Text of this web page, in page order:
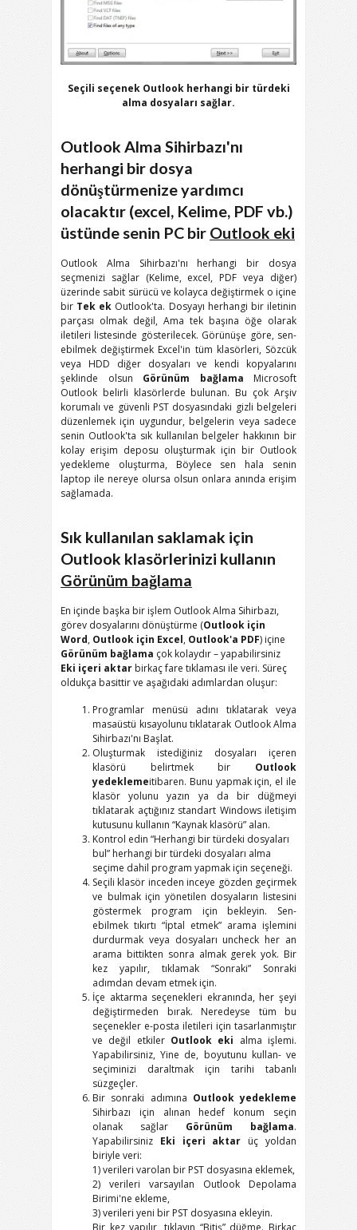
Seçili seçenek Outlook herhangi bir türdeki
alma dosyaları sağlar.
Outlook Alma Sihirbazı'nı
herhangi bir dosya
dönüştürmenize yardımcı
olacaktır (excel, Kelime, PDF vb.)
üstünde senin PC bir Outlook eki
Outlook Alma Sihirbazı'nı herhangi bir dosya
seçmenizi sağlar (Kelime, excel, PDF veya diğer)
üzerinde sabit sürücü ve kolayca değiştirmek o içine
bir Tek ek Outlook'ta. Dosyayı herhangi bir iletinin
parçası olmak değil, Ama tek başına öğe olarak
iletileri listesinde gösterilecek. Görünüşe göre, sen-
ebilmek değiştirmek Excel'in tüm klasörleri, Sözcük
veya HDD diğer dosyaları ve kendi kopyalarını
şeklinde olsun Görünüm bağlama Microsoft
Outlook belirli klasörlerde bulunan. Bu çok Arşiv
korumalı ve güvenli PST dosyasındaki gizli belgeleri
düzenlemek için uygundur, belgelerin veya sadece
senin Outlook'ta sık kullanılan belgeler hakkının bir
kolay erişim deposu oluşturmak için bir Outlook
yedekleme oluşturma, Böylece sen hala senin
laptop ile nereye olursa olsun onlara anında erişim
sağlamada.
Sık kullanılan saklamak için
Outlook klasörlerinizi kullanın
Görünüm bağlama
En içinde başka bir işlem Outlook Alma Sihirbazı,
görev dosyalarını dönüştürme (Outlook için
Word, Outlook için Excel, Outlook'a PDF) içine
Görünüm bağlama çok kolaydır – yapabilirsiniz
Eki içeri aktar birkaç fare tıklaması ile veri. Süreç
oldukça basittir ve aşağıdaki adımlardan oluşur:
Programlar menüsü adını tıklatarak veya
masaüstü kısayolunu tıklatarak Outlook Alma
Sihirbazı'nı Başlat.
Oluşturmak istediğiniz dosyaları içeren
klasörü belirtmek bir Outlook
yedeklemeitibaren. Bunu yapmak için, el ile
klasör yolunu yazın ya da bir düğmeyi
tıklatarak açtığınız standart Windows iletişim
kutusunu kullanın “Kaynak klasörü” alan.
Kontrol edin “Herhangi bir türdeki dosyaları
bul” herhangi bir türdeki dosyaları alma
seçime dahil program yapmak için seçeneği.
Seçili klasör inceden inceye gözden geçirmek
ve bulmak için yönetilen dosyaların listesini
göstermek program için bekleyin. Sen-
ebilmek tıkırtı “İptal etmek” arama işlemini
durdurmak veya dosyaları uncheck her an
arama bittikten sonra almak gerek yok. Bir
kez yapılır, tıklamak “Sonraki” Sonraki
adımdan devam etmek için.
İçe aktarma seçenekleri ekranında, her şeyi
değiştirmeden bırak. Neredeyse tüm bu
seçenekler e-posta iletileri için tasarlanmıştır
ve değil etkiler Outlook eki alma işlemi.
Yapabilirsiniz, Yine de, boyutunu kullan- ve
seçiminizi daraltmak için tarihi tabanlı
süzgeçler.
Bir sonraki adımına Outlook yedekleme
Sihirbazı için alınan hedef konum seçin
olanak sağlar Görünüm bağlama.
Yapabilirsiniz Eki içeri aktar üç yoldan
biriyle veri:
1) verileri varolan bir PST dosyasına eklemek,
2) verileri varsayılan Outlook Depolama
Birimi'ne ekleme,
3) verileri yeni bir PST dosyasına ekleyin.